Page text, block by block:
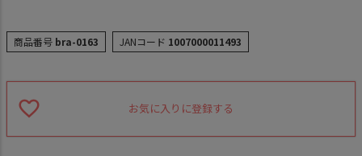
商品番号 bra-0163 JANコード 1007000011493
お気に入りに登録する